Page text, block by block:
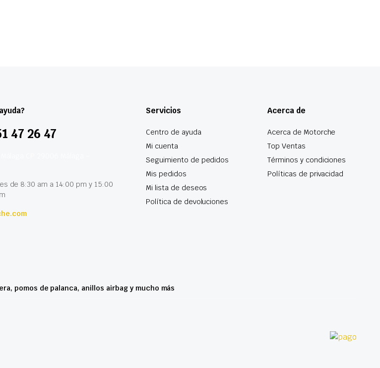
47 26 47
de 8:30 am a 14:00 pm y 15:00
Servicios
Centro de ayuda
Mi cuenta
Seguimiento de pedidos
Mis pedidos
Mi lista de deseos
Política de devoluciones
Acerca de
Acerca de Motorche
Top Ventas
Términos y condiciones
Políticas de privacidad
pomos de palanca, anillos airbag y mucho más